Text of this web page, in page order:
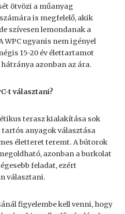
ötvözi a műanyag
is megfelelő, akik
szívesen lemondanak a
ugyanis nem igényel
15-20 év élettartamot
azonban az ára.
t választani?
terasz kialakítása sok
anyagok választása
életteret teremt. A bútorok
azonban a burkolat
feladat, ezért
választani.
figyelembe kell venni, hogy